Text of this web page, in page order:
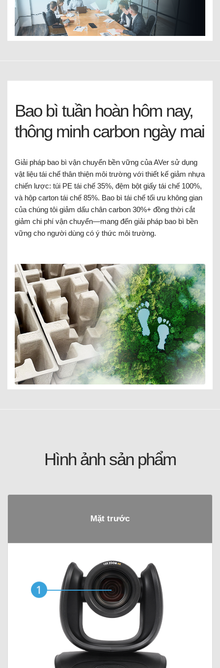
Bao bì tuần hoàn hôm nay,
thông minh carbon ngày mai
Giải pháp bao bì vận chuyển bền vững của AVer sử dụng
vật liệu tái chế thân thiện môi trường với thiết kế giảm nhựa
chiến lược: túi PE tái chế 35%, đệm bột giấy tái chế 100%,
và hộp carton tái chế 85%. Bao bì tái chế tối ưu không gian
của chúng tôi giảm dấu chân carbon 30%+ đồng thời cắt
giảm chi phí vận chuyển—mang đến giải pháp bao bì bền
vững cho người dùng có ý thức môi trường.
Hình ảnh sản phẩm
Mặt trước